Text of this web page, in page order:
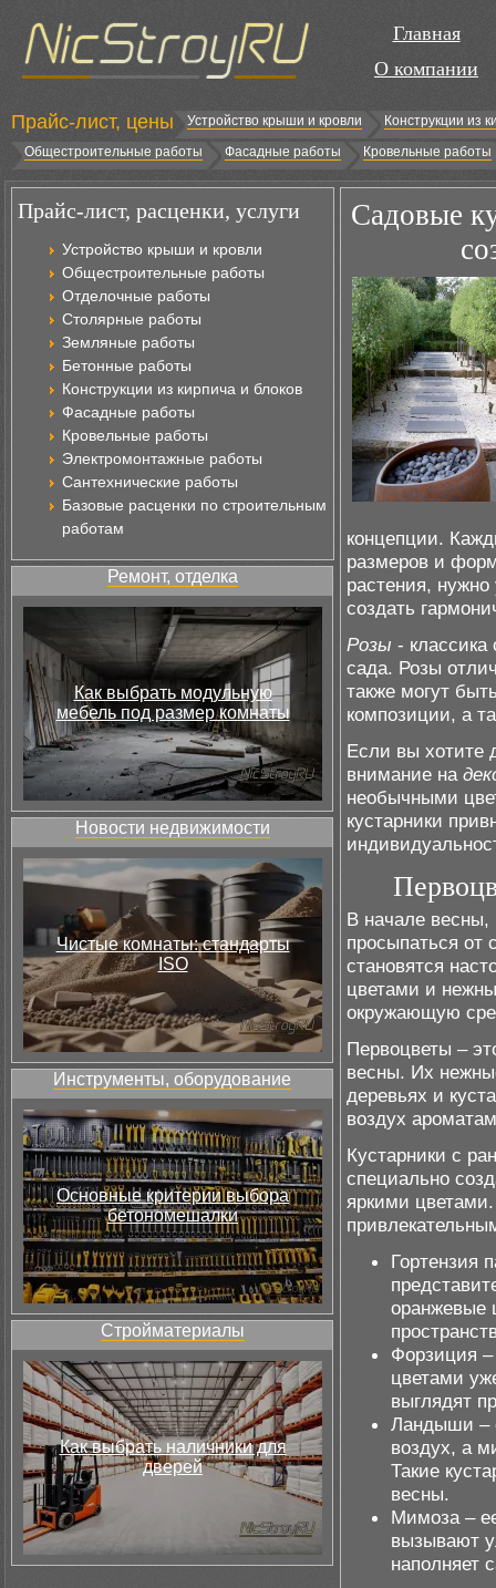
Главная
О компании
Прайс-лист, цены Устройство крыши и кровли
Конструкции из
Общестроительные работы
Фасадные работы Кровельные работы
Прайс-лист, расценки, услуги
Устройство крыши и кровли
Общестроительные работы
Отделочные работы
Столярные работы
Земляные работы
Бетонные работы
Конструкции из кирпича и блоков
Фасадные работы
Кровельные работы
Электромонтажные работы
Сантехнические работы
Базовые расценки по строительным
работам
Ремонт, отделка
Как выбрать модульную
мебель под размер комнаты
Новости недвижимости
Чистые комнаты: стандарты
ISO
Инструменты, оборудование
Основные критерии выбора
бетономешалки
Стройматериалы
Как выбрать наличники для
дверей
Садовые
концепции.
размеров и
растения,
создать
Розы - классика
сада. Розы
также могут
композиции, а
Если вы хотите
внимание на
необычными
кустарники
В начале весны,
просыпаться от
становятся
цветами и
окружающую
Первоцветы –
весны. Их
деревьях и
воздух
Кустарники с
специально
яркими
Гортензия
оранжевые
Форзиция
цветами
выглядят
Ландыши –
воздух, а
Такие
весны.
Мимоза –
вызывают
наполняет